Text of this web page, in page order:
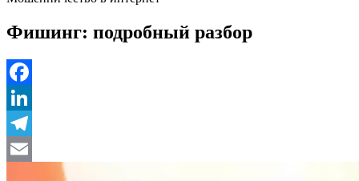
Фишинг: подробный разбор
Facebook
LinkedIn
Telegram